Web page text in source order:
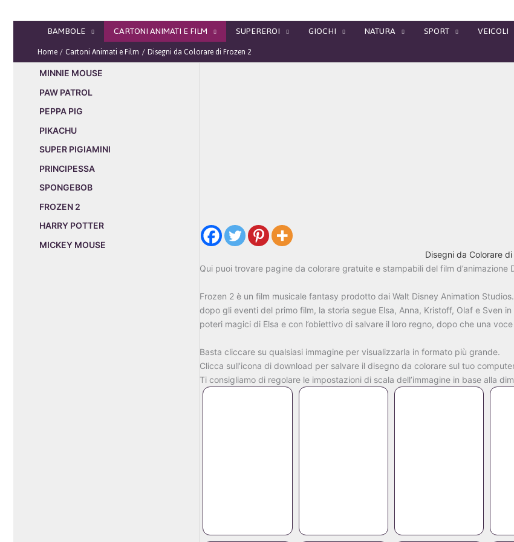
BAMBOLE CARTONI ANIMATI E FILM SUPEREROI GIOCHI NATURA SPORT VEICOLI
Home Cartoni Animati e Film Disegni da Colorare di Frozen 2
MINNIE MOUSE
PAW PATROL
PEPPA PIG
PIKACHU
SUPER PIGIAMINI
PRINCIPESSA
SPONGEBOB
FROZEN 2
HARRY POTTER
MICKEY MOUSE
Disegni da Colorare
Qui puoi trovare pagine da colorare gratuite e stampabili del film
Frozen 2 è un film musicale fantasy prodotto dai Walt Disney Animation
dopo gli eventi del primo film, la storia segue Elsa, Anna, Kristoff, Olaf e Sven
poteri magici di Elsa e con l’obiettivo di salvare il loro regno, dopo che una
Basta cliccare su qualsiasi immagine per visualizzarla in formato più grande.
Clicca sull’icona di download per salvare il disegno da colorare sul tuo
Ti consigliamo di regolare le impostazioni di scala dell’immagine in base alla